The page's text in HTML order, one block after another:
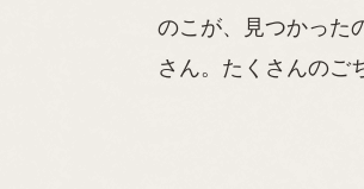
のこが、見つかった
さん。たくさんのご